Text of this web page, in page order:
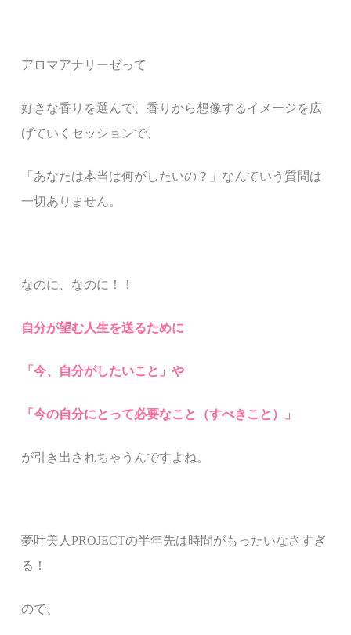
アロマアナリーゼって
好きな香りを選んで、香りから想像するイメージを広
げていくセッションで、
「あなたは本当は何がしたいの？」なんていう質問は
一切ありません。
なのに、なのに！！
自分が望む人生を送るために
「今、自分がしたいこと」や
「今の自分にとって必要なこと（すべきこと）」
が引き出されちゃうんですよね。
夢叶美人PROJECTの半年先は時間がもったいなさすぎ
る！
ので、